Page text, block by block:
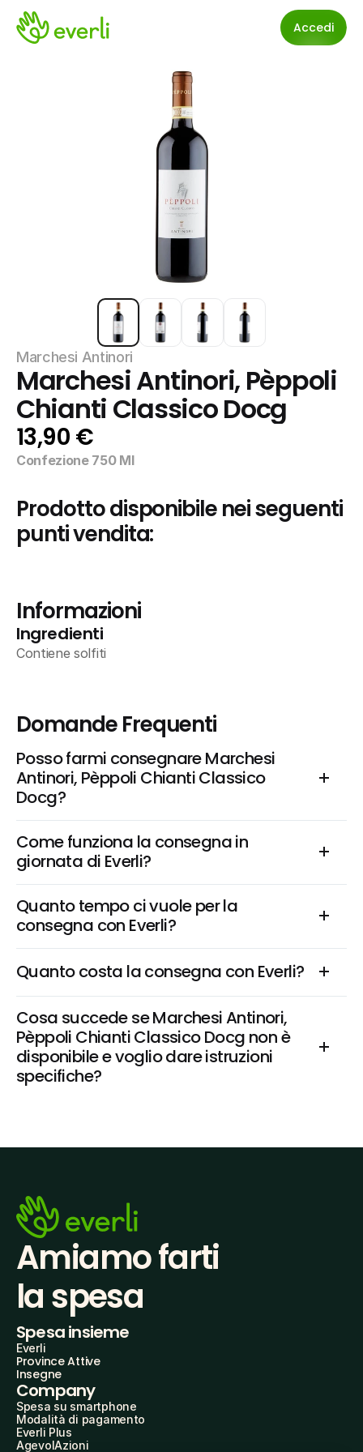
Accedi
Marchesi Antinori
Marchesi Antinori, Pèppoli
Chianti Classico Docg
13,90 €
Confezione 750 Ml
Prodotto disponibile nei seguenti
punti vendita:
Informazioni
Ingredienti
Contiene solfiti
Domande Frequenti
Posso farmi consegnare Marchesi
Antinori, Pèppoli Chianti Classico
Docg?
Come funziona la consegna in
giornata di Everli?
Quanto tempo ci vuole per la
consegna con Everli?
Quanto costa la consegna con Everli?
Cosa succede se Marchesi Antinori,
Pèppoli Chianti Classico Docg non è
disponibile e voglio dare istruzioni
specifiche?
Amiamo farti
la spesa
Spesa insieme
Everli
Province Attive
Insegne
Company
Spesa su smartphone
Modalità di pagamento
Everli Plus
AgevolAzioni